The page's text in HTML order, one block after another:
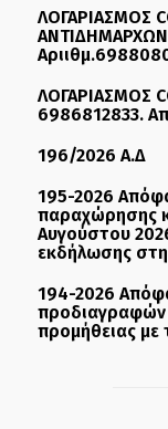
ΛΟΓΑΡΙΑΣΜΟΣ
ΛΟΓΑΡΙΑΣΜΟΣ
6986812833.
196/2026 Α.Δ
195-2026
παραχώρησης
Αυγούστου
εκδήλωσης
194-2026
προδιαγραφών
προμήθειας με